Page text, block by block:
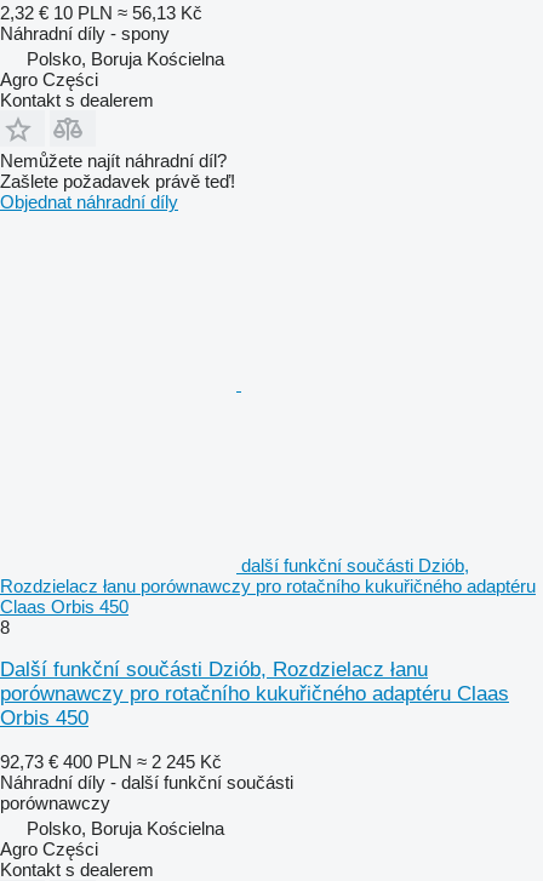
2,32 € 10 PLN ≈ 56,13 Kč
Náhradní díly - spony
Polsko, Boruja Kościelna
Agro Części
Kontakt s dealerem
Nemůžete najít náhradní díl?
Zašlete požadavek právě teď!
Objednat náhradní díly
další funkční součásti Dziób,
Rozdzielacz łanu porównawczy pro rotačního kukuřičného adaptéru
Claas Orbis 450
8
Další funkční součásti Dziób, Rozdzielacz łanu
porównawczy pro rotačního kukuřičného adaptéru Claas
Orbis 450
92,73 € 400 PLN ≈ 2 245 Kč
Náhradní díly - další funkční součásti
porównawczy
Polsko, Boruja Kościelna
Agro Części
Kontakt s dealerem